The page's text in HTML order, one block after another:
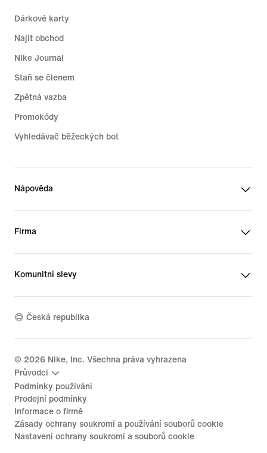
Dárkové karty
Najít obchod
Nike Journal
Staň se členem
Zpětná vazba
Promokódy
Vyhledávač běžeckých bot
Nápověda
Firma
Komunitní slevy
Česká republika
© 2026 Nike, Inc. Všechna práva vyhrazena
Průvodci
Podmínky používání
Prodejní podmínky
Informace o firmě
Zásady ochrany soukromí a používání souborů cookie
Nastavení ochrany soukromí a souborů cookie